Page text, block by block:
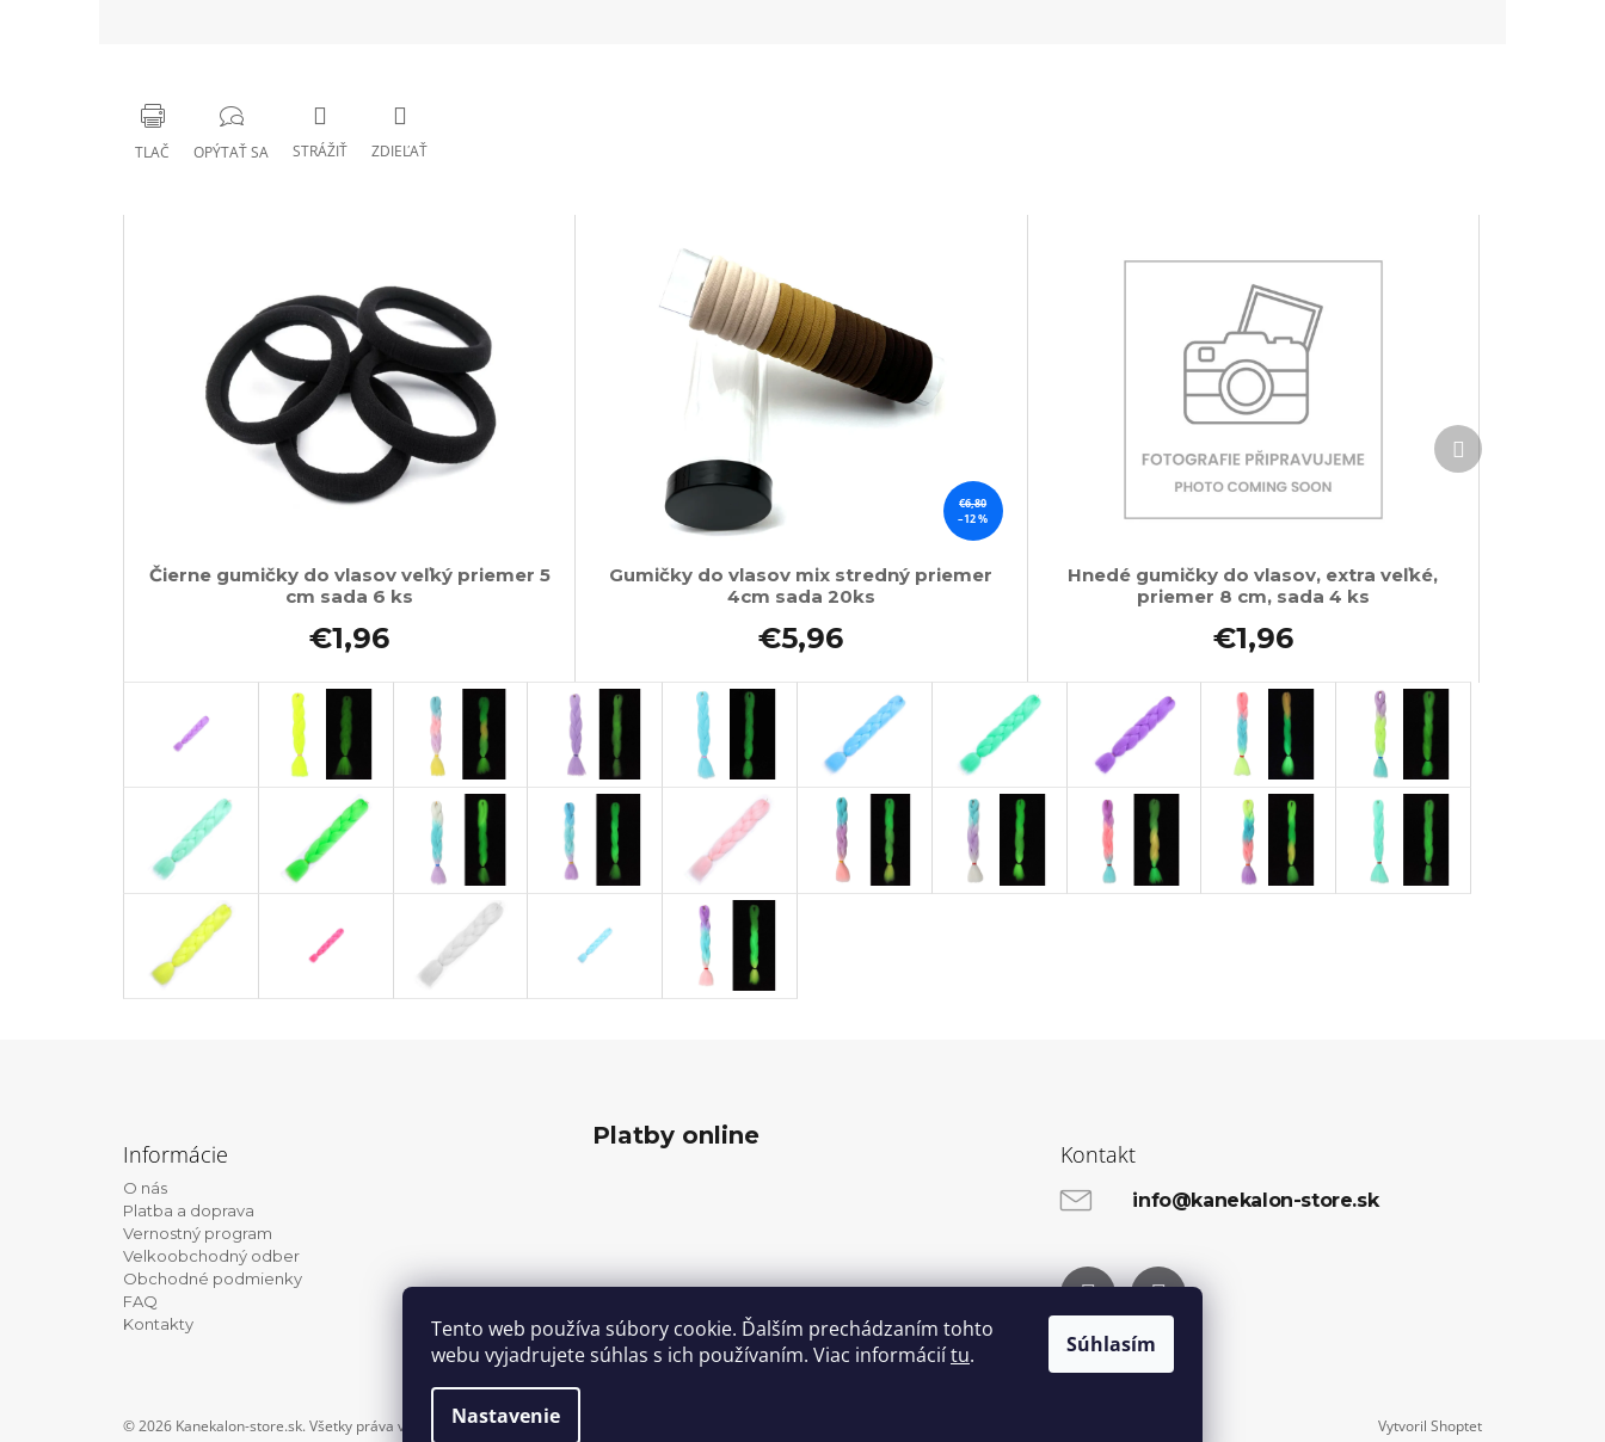
Tento web používa súbory cookie. Ďalším prechádzaním tohto
webu vyjadrujete súhlas s ich používaním. Viac informáciítu.
Nastavenie
Súhlasím
TLAČ OPÝTAŤ SA STRÁŽIŤ ZDIEĽAŤ
Čierne gumičky do vlasov veľký priemer 5
cm sada 6 ks
€1,96
€6,80
–12 %
Gumičky do vlasov mix stredný priemer
4cm sada 20ks
€5,96
Hnedé gumičky do vlasov, extra veľké,
priemer 8 cm, sada 4 ks
€1,96
Ďalší
produkt
Informácie
O nás
Platba a doprava
Vernostný program
Velkoobchodný odber
Obchodné podmienky
FAQ
Kontakty
Platby online
Kontakt
info@kanekalon-store.sk
Facebook
Vytvoril Shoptet
© 2026 Kanekalon-store.sk. Všetky práva vyhradené.